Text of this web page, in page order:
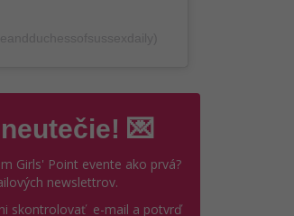
💌
Girls' Point evente ako prvá?
newslettrov.
skontrolovať e-mail a potvrď